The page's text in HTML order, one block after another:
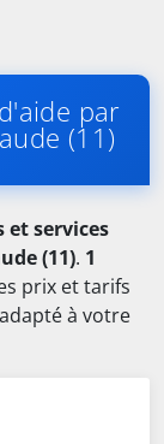
par
(11)
et services
(11). 1
prix et tarifs
à votre